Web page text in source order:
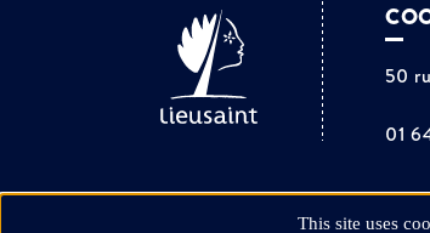
50
01
This site uses